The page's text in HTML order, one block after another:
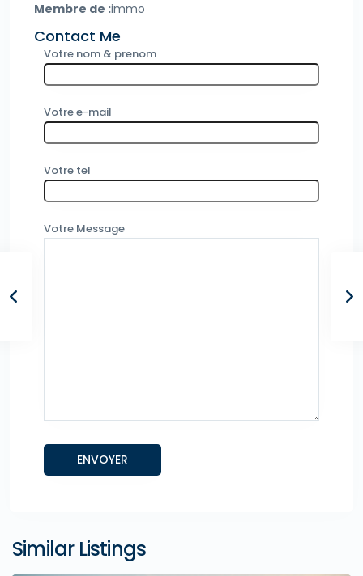
Membre de :immo
Contact Me
Votre nom & prenom
Votre e-mail
Votre tel
Votre Message
Similar Listings